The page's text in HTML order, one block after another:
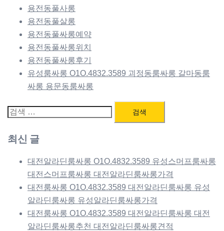
용전동풀사롱
용전동풀살롱
용전동풀싸롱예약
용전동풀싸롱위치
용전동풀싸롱후기
유성룸싸롱 O1O.4832.3589 괴정동룸싸롱 갈마동룸
싸롱 용문동룸싸롱
검
최신 글
대전알라딘룸싸롱 O1O.4832.3589 유성스머프룸싸롱
대전스머프룸싸롱 대전알라딘룸싸롱가격
대전룸싸롱 O1O.4832.3589 대전알라딘룸싸롱 유성
알라딘룸싸롱 유성알라딘룸싸롱가격
대전룸싸롱 O1O.4832.3589 대전알라딘룸싸롱 대전
알라딘룸싸롱추천 대전알라딘룸싸롱견적